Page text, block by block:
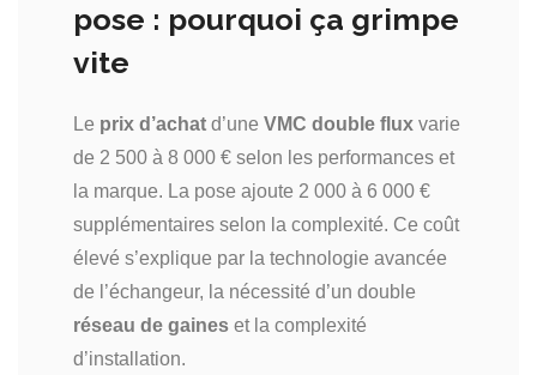
pose : pourquoi ça grimpe
vite
Le prix d’achat d’une VMC double flux varie
de 2 500 à 8 000 € selon les performances et
la marque. La pose ajoute 2 000 à 6 000 €
supplémentaires selon la complexité. Ce coût
élevé s’explique par la technologie avancée
de l’échangeur, la nécessité d’un double
réseau de gaines et la complexité
d’installation.